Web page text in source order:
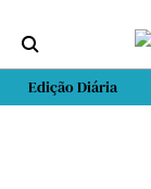
Edição Diária